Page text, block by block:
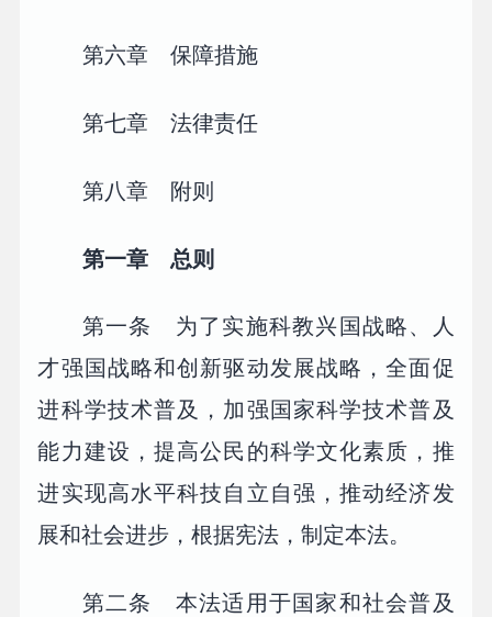
第六章 保障措施
第七章 法律责任
第八章 附则
第一章 总则
第一条 为了实施科教兴国战略、人
才强国战略和创新驱动发展战略，全面促
进科学技术普及，加强国家科学技术普及
能力建设，提高公民的科学文化素质，推
进实现高水平科技自立自强，推动经济发
展和社会进步，根据宪法，制定本法。
第二条 本法适用于国家和社会普及